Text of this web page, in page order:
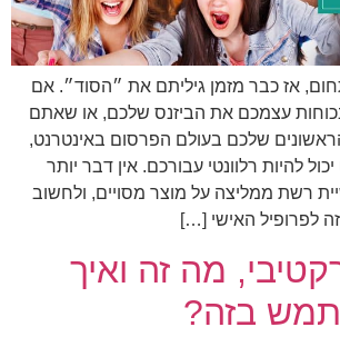
אז כבר מזמן גיליתם את ״הסוד״. אם
עצמכם את הביזנס שלכם, או שאתם
שלכם בעולם הפרסום באינטרנט,
להיות רלוונטי עבורכם. אין דבר יותר
רשת ממליצה על מוצר מסויים, ולחשוב
לפרופיל האישי […]
מה זה ואיך
בזה?